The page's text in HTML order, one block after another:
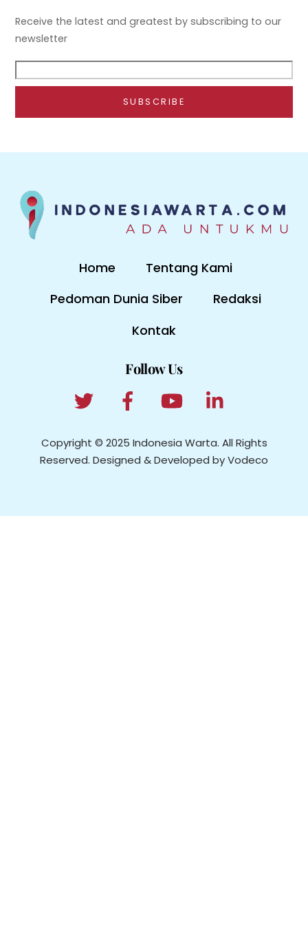
Receive the latest and greatest by subscribing to our
newsletter
Home
Tentang Kami
Pedoman Dunia Siber
Redaksi
Kontak
Follow Us
Copyright © 2025 Indonesia Warta. All Rights
Reserved. Designed & Developed by Vodeco